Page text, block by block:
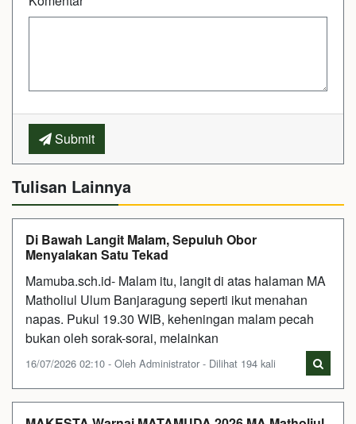
Submit
Tulisan Lainnya
Di Bawah Langit Malam, Sepuluh Obor
Menyalakan Satu Tekad
Mamuba.sch.id- Malam itu, langit di atas halaman MA
Matholiul Ulum Banjaragung seperti ikut menahan
napas. Pukul 19.30 WIB, keheningan malam pecah
bukan oleh sorak-sorai, melainkan
16/07/2026 02:10 - Oleh Administrator - Dilihat 194 kali